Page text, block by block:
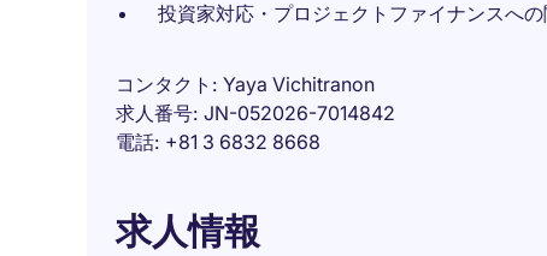
投資家対応・プロジェクトファイナンスへ
コンタクト
Yaya Vichitranon
求人番号 JN-052026-7014842
電話 +81 3 6832 8668
求人情報